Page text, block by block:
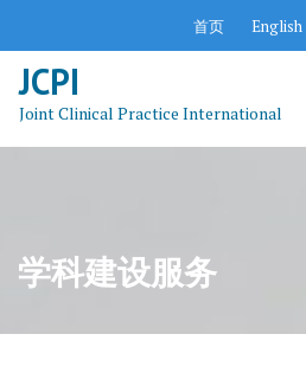
content
首页 English
JCPI
Joint Clinical Practice International
学科建设服务